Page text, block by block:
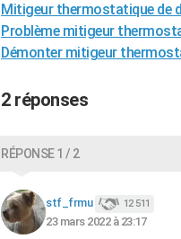
Mitigeur thermostatique de
Problème mitigeur
Démonter mitigeur
2 réponses
RÉPONSE 1 / 2
stf_frmu 12 511
23 mars 2022 à 23:17